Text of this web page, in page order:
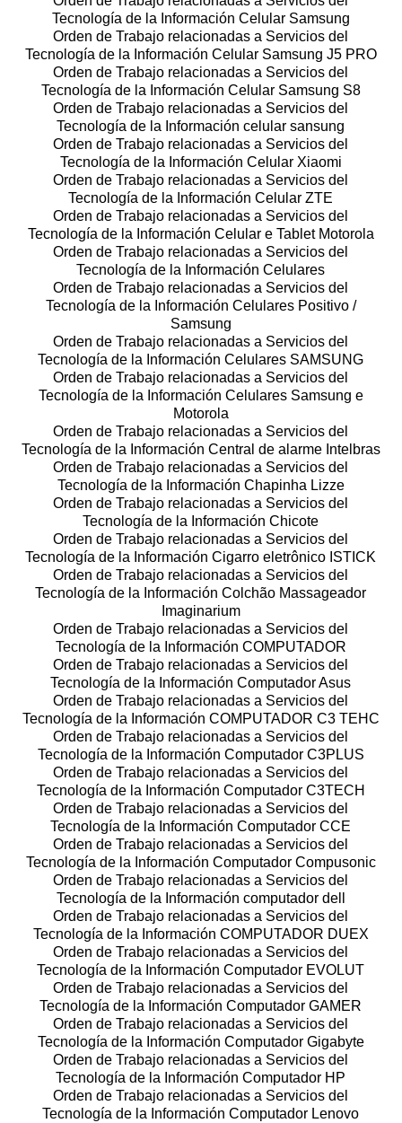
Tecnología de la Información Celular Samsung
Orden de Trabajo relacionadas a Servicios del
Tecnología de la Información Celular Samsung J5 PRO
Orden de Trabajo relacionadas a Servicios del
Tecnología de la Información Celular Samsung S8
Orden de Trabajo relacionadas a Servicios del
Tecnología de la Información celular sansung
Orden de Trabajo relacionadas a Servicios del
Tecnología de la Información Celular Xiaomi
Orden de Trabajo relacionadas a Servicios del
Tecnología de la Información Celular ZTE
Orden de Trabajo relacionadas a Servicios del
Tecnología de la Información Celular e Tablet Motorola
Orden de Trabajo relacionadas a Servicios del
Tecnología de la Información Celulares
Orden de Trabajo relacionadas a Servicios del
Tecnología de la Información Celulares Positivo /
Samsung
Orden de Trabajo relacionadas a Servicios del
Tecnología de la Información Celulares SAMSUNG
Orden de Trabajo relacionadas a Servicios del
Tecnología de la Información Celulares Samsung e
Motorola
Orden de Trabajo relacionadas a Servicios del
Tecnología de la Información Central de alarme Intelbras
Orden de Trabajo relacionadas a Servicios del
Tecnología de la Información Chapinha Lizze
Orden de Trabajo relacionadas a Servicios del
Tecnología de la Información Chicote
Orden de Trabajo relacionadas a Servicios del
Tecnología de la Información Cigarro eletrônico ISTICK
Orden de Trabajo relacionadas a Servicios del
Tecnología de la Información Colchão Massageador
Imaginarium
Orden de Trabajo relacionadas a Servicios del
Tecnología de la Información COMPUTADOR
Orden de Trabajo relacionadas a Servicios del
Tecnología de la Información Computador Asus
Orden de Trabajo relacionadas a Servicios del
Tecnología de la Información COMPUTADOR C3 TEHC
Orden de Trabajo relacionadas a Servicios del
Tecnología de la Información Computador C3PLUS
Orden de Trabajo relacionadas a Servicios del
Tecnología de la Información Computador C3TECH
Orden de Trabajo relacionadas a Servicios del
Tecnología de la Información Computador CCE
Orden de Trabajo relacionadas a Servicios del
Tecnología de la Información Computador Compusonic
Orden de Trabajo relacionadas a Servicios del
Tecnología de la Información computador dell
Orden de Trabajo relacionadas a Servicios del
Tecnología de la Información COMPUTADOR DUEX
Orden de Trabajo relacionadas a Servicios del
Tecnología de la Información Computador EVOLUT
Orden de Trabajo relacionadas a Servicios del
Tecnología de la Información Computador GAMER
Orden de Trabajo relacionadas a Servicios del
Tecnología de la Información Computador Gigabyte
Orden de Trabajo relacionadas a Servicios del
Tecnología de la Información Computador HP
Orden de Trabajo relacionadas a Servicios del
Tecnología de la Información Computador Lenovo